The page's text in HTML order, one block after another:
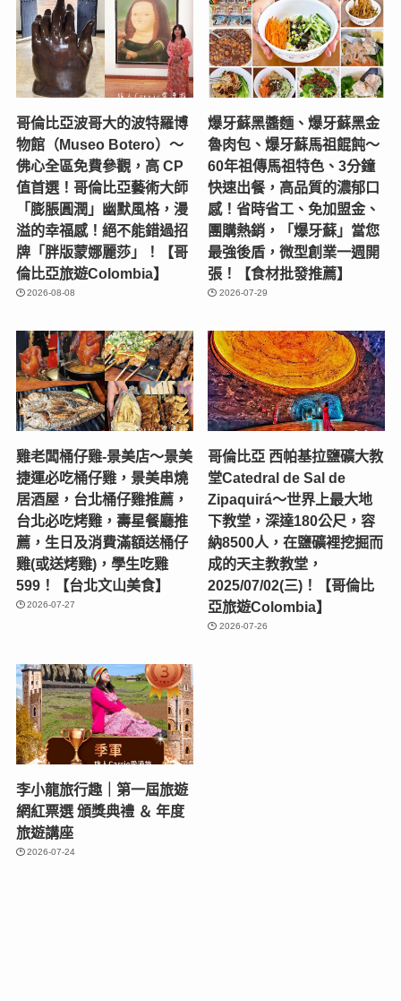
哥倫比亞波哥大的波特羅博
物館（Museo Botero）～
佛心全區免費參觀，高 CP
值首選！哥倫比亞藝術大師
「膨脹圓潤」幽默風格，漫
溢的幸福感！絕不能錯過招
牌「胖版蒙娜麗莎」！【哥
倫比亞旅遊Colombia】
2026-08-08
爆牙蘇黑醬麵、爆牙蘇黑金
魯肉包、爆牙蘇馬祖餛飩～
60年祖傳馬祖特色、3分鐘
快速出餐，高品質的濃郁口
感！省時省工、免加盟金、
團購熱銷，「爆牙蘇」當您
最強後盾，微型創業一週開
張！【食材批發推薦】
2026-07-29
雞老闆桶仔雞-景美店〜景美
捷運必吃桶仔雞，景美串燒
居酒屋，台北桶仔雞推薦，
台北必吃烤雞，壽星餐廳推
薦，生日及消費滿額送桶仔
雞(或送烤雞)，學生吃雞
599！【台北文山美食】
2026-07-27
哥倫比亞 西帕基拉鹽礦大教
堂Catedral de Sal de
Zipaquirá～世界上最大地
下教堂，深達180公尺，容
納8500人，在鹽礦裡挖掘而
成的天主教教堂，
2025/07/02(三)！【哥倫比
亞旅遊Colombia】
2026-07-26
李小龍旅行趣｜第一屆旅遊
網紅票選 頒獎典禮 ＆ 年度
旅遊講座
2026-07-24